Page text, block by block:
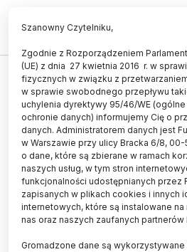
LUDZIE
Prof. Anna Matysiak
Nagrody Fundacji
Polskiej
05.11.2025
aktualizacja: 05.11.2025
4 minuty czytania
Szanowny Czytelniku,
Zgodnie z Rozporządzeniem
(UE) z dnia 27 kwietnia 2016 r. w
fizycznych w związku z
w sprawie swobodnego przepływu
uchylenia dyrektywy 95/46/WE
ochronie danych) informujemy Cię o
danych. Administratorem danych jest
w Warszawie przy ulicy Bracka 6/8, 00-
o dane, które są zbierane w ramach
naszych usług, w tym stron
funkcjonalności udostępnianych przez
zapisanych w plikach cookies i innych
internetowych, które są instalowane
nas oraz naszych zaufanych partnerów
Gromadzone dane są wykorzystywane